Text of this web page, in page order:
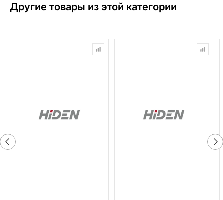
Другие товары из этой категории